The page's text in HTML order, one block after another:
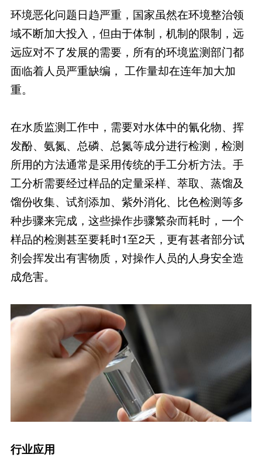
环境恶化问题日趋严重，国家虽然在环境整治领
域不断加大投入，但由于体制，机制的限制，远
远应对不了发展的需要，所有的环境监测部门都
面临着人员严重缺编， 工作量却在连年加大加
重。
在水质监测工作中，需要对水体中的氰化物、挥
发酚、氨氮、总磷、总氮等成分进行检测，检测
所用的方法通常是采用传统的手工分析方法。手
工分析需要经过样品的定量采样、萃取、蒸馏及
馏份收集、试剂添加、紫外消化、比色检测等多
种步骤来完成，这些操作步骤繁杂而耗时，一个
样品的检测甚至要耗时1至2天，更有甚者部分试
剂会挥发出有害物质，对操作人员的人身安全造
成危害。
行业应用